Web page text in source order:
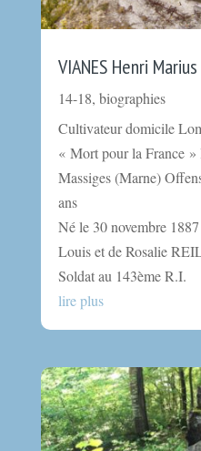
VIANES Henri Marius
14-18, biographies
Cultivateur domicile
« Mort pour la France »
Massiges (Marne)
ans
Né le 30 novembre
Louis et de Rosalie
Soldat au 143ème R.I.
lire plus